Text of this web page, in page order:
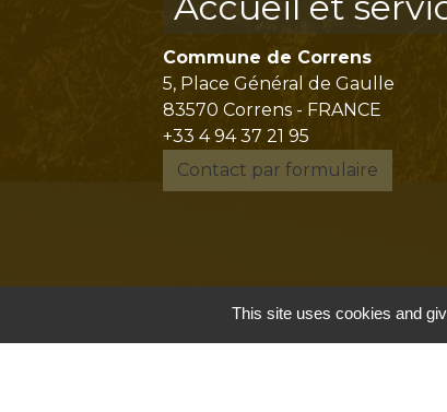
Commune de Correns
5, Place Général de Gaulle
83570 Correns - FRANCE
+33 4 94 37 21 95
Contact par formulaire
This site uses cookies and